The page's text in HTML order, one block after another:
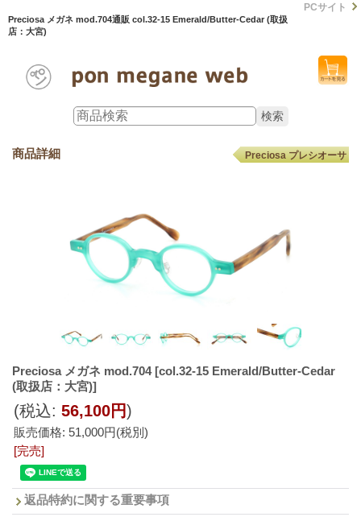
Preciosa メガネ mod.704通販 col.32-15 Emerald/Butter-Cedar (取扱
店：大宮)
PCサイト
商品詳細 Preciosa プレシオーサ
Preciosa メガネ mod.704[col.32-15 Emerald/Butter-Cedar
(取扱店：大宮)]
販売価格: 51,000円(税別)
(税込: 56,100円)
[完売]
返品特約に関する重要事項